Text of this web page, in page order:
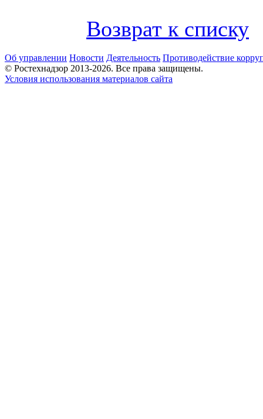
Возврат к списку
Об управлении Новости Деятельность Противодействие
© Ростехнадзор 2013-2026. Все права защищены.
Условия использования материалов сайта